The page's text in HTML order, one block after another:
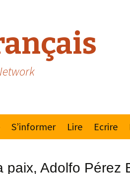
S’informer
Lire
Ecrire
Adolfo Pérez